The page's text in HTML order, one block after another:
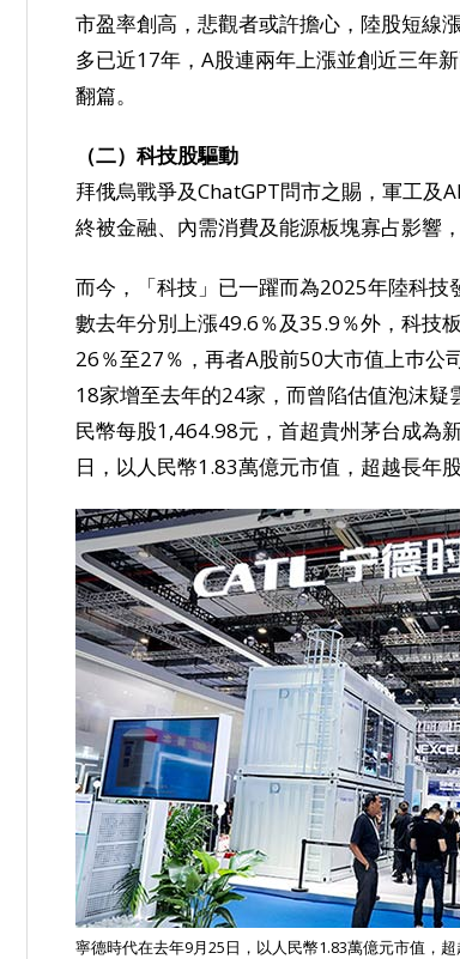
市盈率創高，悲觀者或許擔心，陸股短線
多已近17年，A股連兩年上漲並創近三年
翻篇。
（二）科技股驅動
拜俄烏戰爭及ChatGPT問市之賜，軍工及
終被金融、內需消費及能源板塊寡占影響
而今，「科技」已一躍而為2025年陸科
數去年分別上漲49.6％及35.9％外，科技
26％至27％，再者A股前50大市值上巿公
18家增至去年的24家，而曾陷估值泡沫
民幣每股1,464.98元，首超貴州茅台成為
日，以人民幣1.83萬億元市值，超越長年
寧德時代在去年9月25日，以人民幣1.83萬億元市值，超